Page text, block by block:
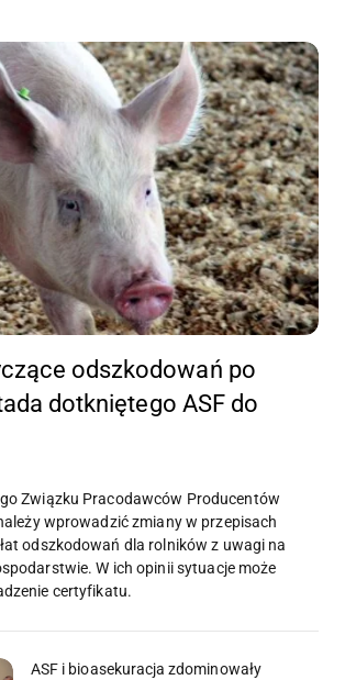
odszkodowań po
dotkniętego ASF do
Związku Pracodawców Producentów
wprowadzić zmiany w przepisach
odszkodowań dla rolników z uwagi na
W ich opinii sytuacje może
certyfikatu.
ASF i bioasekuracja zdominowały